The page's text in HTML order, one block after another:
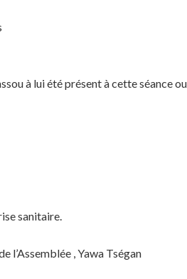
à lui été présent à cette séance
sanitaire.
l’Assemblée , Yawa Tségan